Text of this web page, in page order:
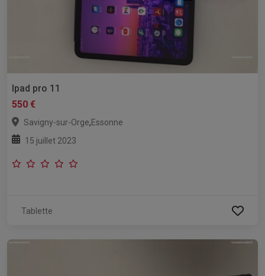
Ipad pro 11
550 €
Savigny-sur-Orge,Essonne
15 juillet 2023
Tablette